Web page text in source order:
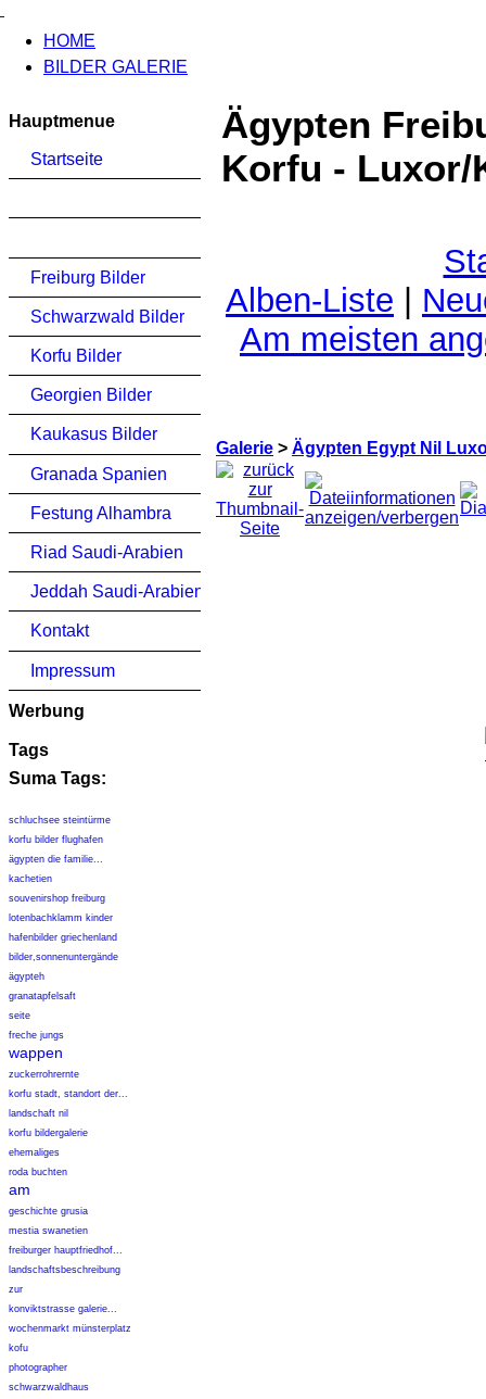
HOME
BILDER GALERIE
Hauptmenue
Startseite
Freiburg Bilder
Schwarzwald Bilder
Korfu Bilder
Georgien Bilder
Kaukasus Bilder
Granada Spanien
Festung Alhambra
Riad Saudi-Arabien
Jeddah Saudi-Arabien
Kontakt
Impressum
Werbung
Tags
Suma Tags:
schluchsee steintürme
korfu bilder flughafen
ägypten die familie...
kachetien
souvenirshop freiburg
lotenbachklamm kinder
hafenbilder griechenland
bilder,sonnenuntergände
ägypteh
granatapfelsaft
seite
freche jungs
wappen
zuckerrohrernte
korfu stadt, standort der...
landschaft nil
korfu bildergalerie
ehemaliges
roda buchten
am
geschichte grusia
mestia swanetien
freiburger hauptfriedhof...
landschaftsbeschreibung
zur
konviktstrasse galerie...
wochenmarkt münsterplatz
kofu
photographer
schwarzwaldhaus
Ägypten
Korfu -
Alben-Liste
Am meisten
Galerie > Ägypten Egypt Nil